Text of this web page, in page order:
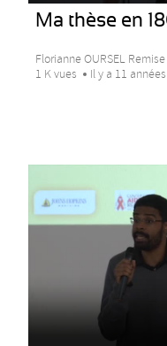
Ma thèse en
Florianne OURSEL
1 K vues
Il y a 11 années